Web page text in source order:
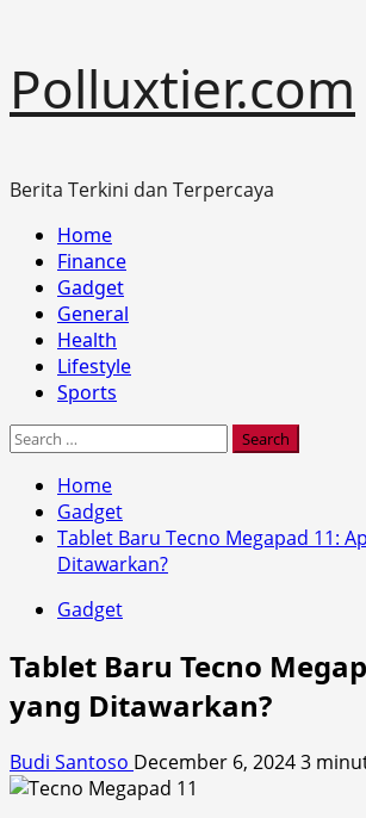
to
content
Polluxtier.com
Berita Terkini dan Terpercaya
Primary
Menu
Home
Finance
Gadget
General
Health
Lifestyle
Sports
Search
Home
Gadget
Tablet Baru Tecno Megapad 11:
Ditawarkan?
Gadget
Tablet Baru Tecno
yang Ditawarkan?
Budi Santoso December 6, 20243